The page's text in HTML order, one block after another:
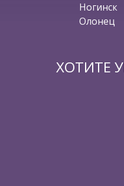
Ногинск
Олонец
ХОТИТЕ